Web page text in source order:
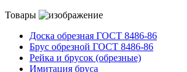
Товары
Доска обрезная ГОСТ 8486-86
Брус обрезной ГОСТ 8486-86
Рейка и брусок (обрезные)
Имитация бруса